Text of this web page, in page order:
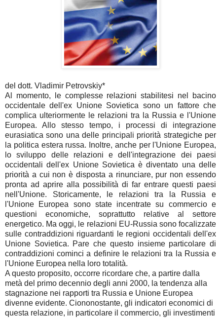
del dott. Vladimir Petrovskiy*
Al momento, le complesse relazioni stabilitesi nel bacino
occidentale dell'ex Unione Sovietica sono un fattore che
complica ulteriormente le relazioni tra la Russia e l'Unione
Europea. Allo stesso tempo, i processi di integrazione
eurasiatica sono una delle principali priorità strategiche per
la politica estera russa. Inoltre, anche per l'Unione Europea,
lo sviluppo delle relazioni e dell'integrazione dei paesi
occidentali dell'ex Unione Sovietica è diventato una delle
priorità a cui non è disposta a rinunciare, pur non essendo
pronta ad aprire alla possibilità di far entrare questi paesi
nell'Unione. Storicamente, le relazioni tra la Russia e
l'Unione Europea sono state incentrate su commercio e
questioni economiche, soprattutto relative al settore
energetico. Ma oggi, le relazioni EU-Russia sono focalizzate
sulle contraddizioni riguardanti le regioni occidentali dell'ex
Unione Sovietica. Pare che questo insieme particolare di
contraddizioni cominci a definire le relazioni tra la Russia e
l'Unione Europea nella loro totalità.
A questo proposito, occorre ricordare che, a partire dalla
metà del primo decennio degli anni 2000, la tendenza alla
stagnazione nei rapporti tra Russia e Unione Europea
divenne evidente. Ciononostante, gli indicatori economici di
questa relazione, in particolare il commercio, gli investimenti